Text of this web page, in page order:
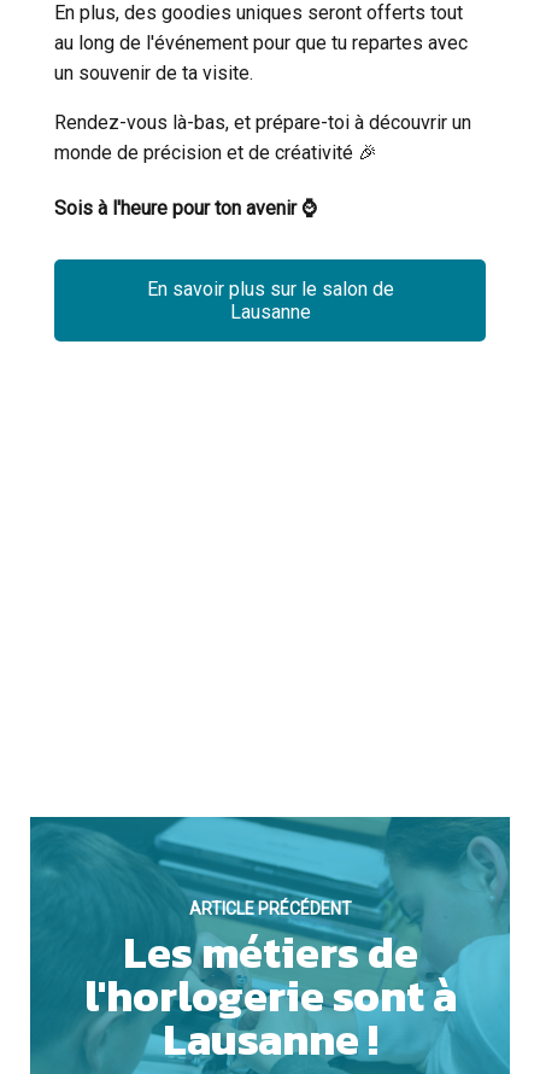
En plus, des goodies uniques seront offerts tout
au long de l'événement pour que tu repartes avec
un souvenir de ta visite.
Rendez-vous là-bas, et prépare-toi à découvrir un
monde de précision et de créativité 🎉
Sois à l'heure pour ton avenir ⌚
En savoir plus sur le salon de
Lausanne
ARTICLE PRÉCÉDENT
Les métiers de
l'horlogerie sont à
Lausanne !
ACCEPTER TOUS LES COOKIES
ESSENTIELS UNIQUEMENT